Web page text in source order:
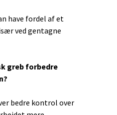
have fordel af et
ved gentagne
greb forbedre
bedre kontrol over